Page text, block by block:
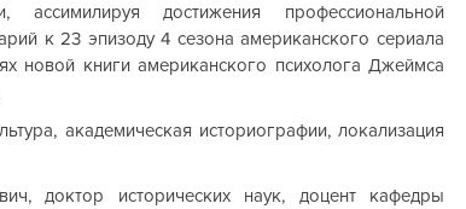
достижения профессиональной
к 23 эпизоду 4 сезона американского сериала
новой книги американского психолога Джеймса
академическая историографии, локализация
доктор исторических наук, доцент кафедры